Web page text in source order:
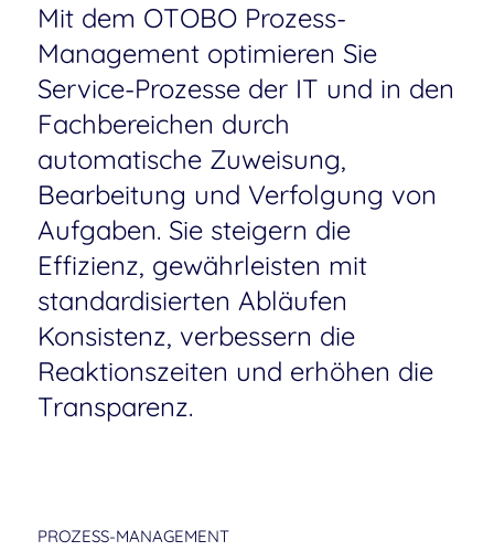
Mit dem OTOBO Prozess-
Management optimieren Sie
Service-Prozesse der IT und in den
Fachbereichen durch
automatische Zuweisung,
Bearbeitung und Verfolgung von
Aufgaben. Sie steigern die
Effizienz, gewährleisten mit
standardisierten Abläufen
Konsistenz, verbessern die
Reaktionszeiten und erhöhen die
Transparenz.
PROZESS-MANAGEMENT